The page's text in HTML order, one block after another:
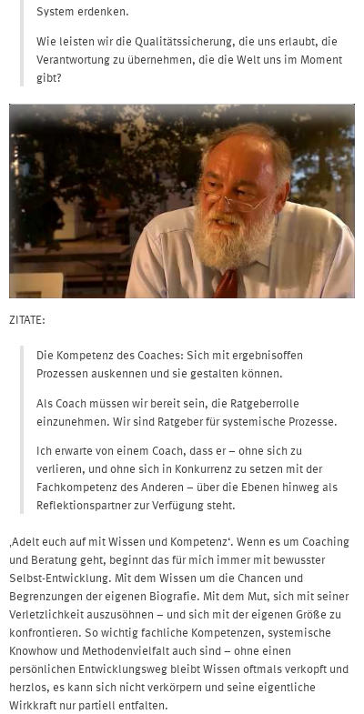
System erdenken.
Wie leisten wir die Qualitätssicherung, die uns erlaubt, die
Verantwortung zu übernehmen, die die Welt uns im Moment
gibt?
ZITATE:
Die Kompetenz des Coaches: Sich mit ergebnisoffen
Prozessen auskennen und sie gestalten können.
Als Coach müssen wir bereit sein, die Ratgeberrolle
einzunehmen. Wir sind Ratgeber für systemische Prozesse.
Ich erwarte von einem Coach, dass er – ohne sich zu
verlieren, und ohne sich in Konkurrenz zu setzen mit der
Fachkompetenz des Anderen – über die Ebenen hinweg als
Reflektionspartner zur Verfügung steht.
‚Adelt euch auf mit Wissen und Kompetenz‘. Wenn es um Coaching
und Beratung geht, beginnt das für mich immer mit bewusster
Selbst-Entwicklung. Mit dem Wissen um die Chancen und
Begrenzungen der eigenen Biografie. Mit dem Mut, sich mit seiner
Verletzlichkeit auszusöhnen – und sich mit der eigenen Größe zu
konfrontieren. So wichtig fachliche Kompetenzen, systemische
Knowhow und Methodenvielfalt auch sind – ohne einen
persönlichen Entwicklungsweg bleibt Wissen oftmals verkopft und
herzlos, es kann sich nicht verkörpern und seine eigentliche
Wirkkraft nur partiell entfalten.